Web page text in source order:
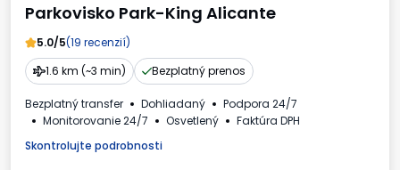
Parkovisko Park-King Alicante
5.0/5(19 recenzií)
1.6 km (~3 min)
Bezplatný prenos
Bezplatný transfer Dohliadaný
Podpora 24/7
Monitorovanie 24/7
Osvetlený
Faktúra DPH
Skontrolujte podrobnosti